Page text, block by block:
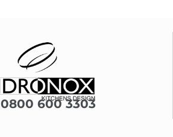
0800 600 3303